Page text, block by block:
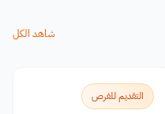
شاهد الكل
التقديم للفرص